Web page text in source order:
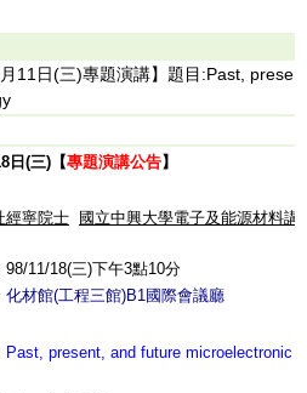
月11日(三)專題演講】題目:Past,
日(三)【專題演講公告】
經寧院士 國立中興大學電子及能源材料講
98/11/18(三)下午3點10分
化材館(工程三館)B1國際會議廳
Past, present, and future microelectronic